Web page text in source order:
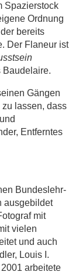
Spazierstock
Ordnung
bereits
Der Flaneur ist
Baudelaire.
Gängen
lassen, dass
Entferntes
Bundeslehr-
ausgebildet
mit
vielen
und auch
Louis I.
arbeitete